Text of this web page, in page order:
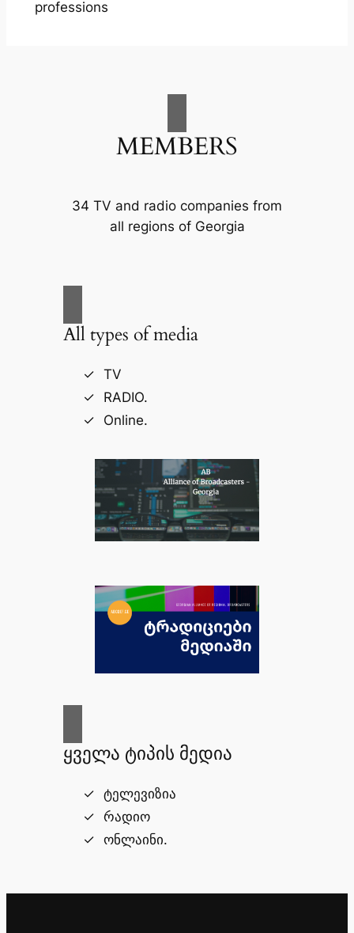
professions
MEMBERS
34 TV and radio companies from
all regions of Georgia
All types of media
TV
RADIO.
Online.
ყველა ტიპის მედია
ტელევიზია
რადიო
ონლაინი.